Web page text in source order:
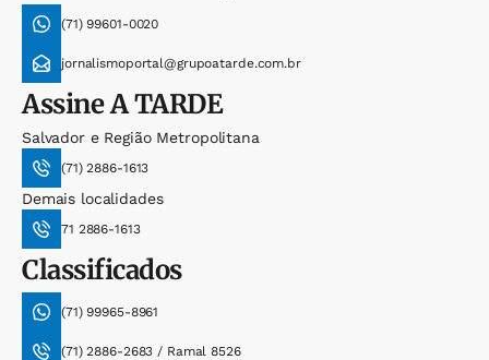
(71) 99601-0020
jornalismoportal@grupoatarde.com.br
AssineA TARDE
Salvador e Região Metropolitana
(71) 2886-1613
Demais localidades
71 2886-1613
Classificados
(71) 99965-8961
(71) 2886-2683 / Ramal 8526